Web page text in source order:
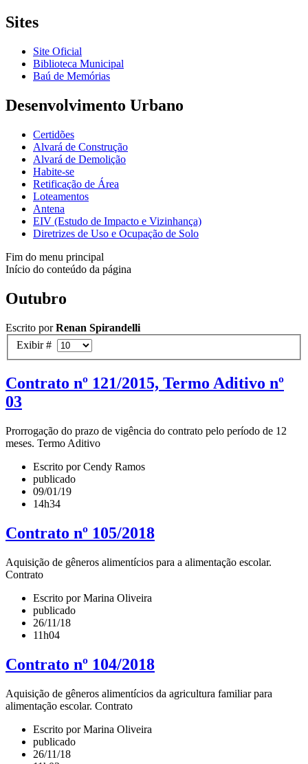
Sites
Site Oficial
Biblioteca Municipal
Baú de Memórias
Desenvolvimento Urbano
Certidões
Alvará de Construção
Alvará de Demolição
Habite-se
Retificação de Área
Loteamentos
Antena
EIV (Estudo de Impacto e Vizinhança)
Diretrizes de Uso e Ocupação de Solo
Fim do menu principal
Início do conteúdo da página
Outubro
Escrito porRenan Spirandelli
Exibir #
Contrato nº 121/2015, Termo Aditivo nº
03
Prorrogação do prazo de vigência do contrato pelo período de 12
meses. Termo Aditivo
Escrito por Cendy Ramos
publicado
09/01/19
14h34
Contrato nº 105/2018
Aquisição de gêneros alimentícios para a alimentação escolar.
Contrato
Escrito por Marina Oliveira
publicado
26/11/18
11h04
Contrato nº 104/2018
Aquisição de gêneros alimentícios da agricultura familiar para
alimentação escolar. Contrato
Escrito por Marina Oliveira
publicado
26/11/18